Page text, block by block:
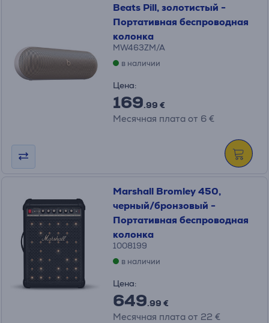
Beats Pill, золотистый -
Портативная беспроводная
колонка
MW463ZM/A
в наличии
Цена:
169.99 €
Месячная плата от 6 €
Marshall Bromley 450,
черный/бронзовый -
Портативная беспроводная
колонка
1008199
в наличии
Цена:
649.99 €
Месячная плата от 22 €